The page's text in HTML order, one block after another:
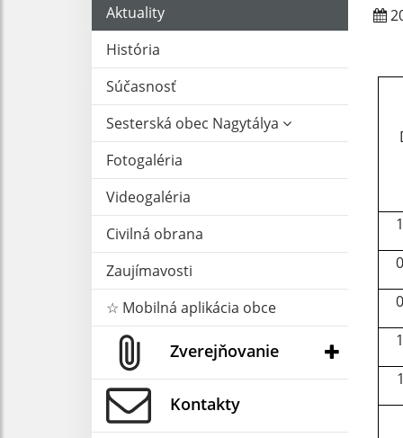
Aktuality
História
Súčasnosť
Sesterská obec Nagytálya
Fotogaléria
Videogaléria
Civilná obrana
Zaujímavosti
☆ Mobilná aplikácia obce
Zverejňovanie
Kontakty